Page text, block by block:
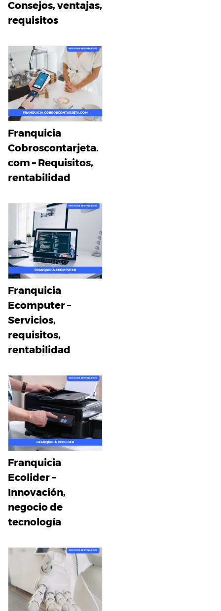
Consejos, ventajas,
requisitos
Franquicia
Cobroscontarjeta.
com – Requisitos,
rentabilidad
Franquicia
Ecomputer –
Servicios,
requisitos,
rentabilidad
Franquicia
Ecolider –
Innovación,
negocio de
tecnología